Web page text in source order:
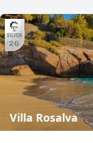
Villa Rosalva